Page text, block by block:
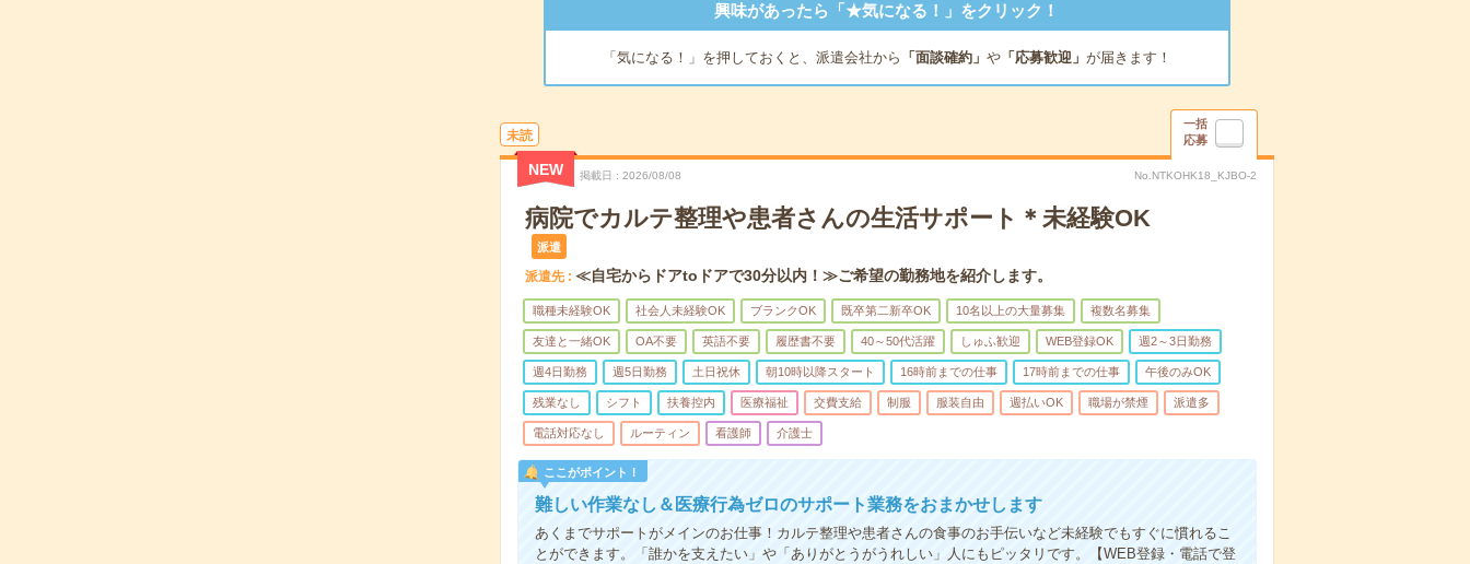
興味があったら「★気になる！」をクリック！
「気になる！」を押しておくと、派遣会社から 「面談確約」 や「応募歓迎」 が届きます！
未読
一括
応募
NEW 掲載日 2026/08/08 No.NTKOHK18_KJBO-2
病院でカルテ整理や患者さんの生活サポート＊未経験OK
派遣
派遣先 ≪自宅からドアtoドアで30分以内！≫ご希望の勤務地を紹介します。
職種未経験OK 社会人未経験OK ブランクOK 既卒第二新卒OK 10名以上の大量募集 複数名募集
友達と一緒OK OA不要 英語不要 履歴書不要 40～50代活躍 しゅふ歓迎 WEB登録OK 週2～3日勤務
週4日勤務 週5日勤務 土日祝休 朝10時以降スタート 16時前までの仕事 17時前までの仕事 午後のみOK
残業なし シフト 扶養控内 医療福祉 交費支給 制服 服装自由 週払いOK 職場が禁煙 派遣多
電話対応なし ルーティン 看護師 介護士
ここがポイント！
難しい作業なし＆医療行為ゼロのサポート業務をおまかせします
あくまでサポートがメインのお仕事！カルテ整理や患者さんの食事のお手伝いなど未経験でもすぐに慣れるこ
とができます。「誰かを支えたい」や「ありがとうがうれしい」人にもピッタリです。【WEB登録・電話で登